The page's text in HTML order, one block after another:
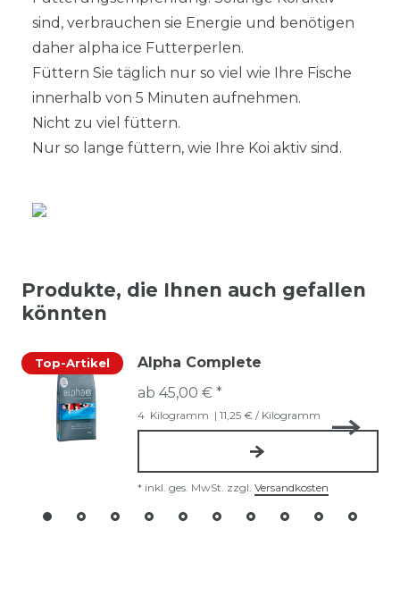
sind, verbrauchen sie Energie und benötigen
daher alpha ice Futterperlen.
Füttern Sie täglich nur so viel wie Ihre Fische
innerhalb von 5 Minuten aufnehmen.
Nicht zu viel füttern.
Nur so lange füttern, wie Ihre Koi aktiv sind.
Produkte, die Ihnen auch gefallen
könnten
Top-Artikel
Alpha Complete
ab 45,00 € *
4 Kilogramm | 11,25 € / Kilogramm
* inkl. ges. MwSt. zzgl. Versandkosten